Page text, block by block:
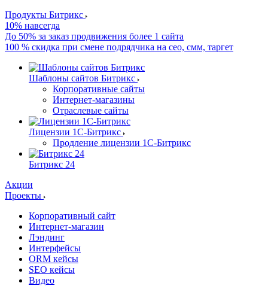
Продукты Битрикс
10% навсегда
До 50% за заказ продвижения более 1 сайта
100 % скидка при смене подрядчика на сео, смм, таргет
Шаблоны сайтов Битрикс
Корпоративные сайты
Интернет-магазины
Отраслевые сайты
Лицензии 1С-Битрикс
Продление лицензии 1С-Битрикс
Битрикс 24
Акции
Проекты
Корпоративный сайт
Интернет-магазин
Лэндинг
Интерфейсы
ORM кейсы
SEO кейсы
Видео